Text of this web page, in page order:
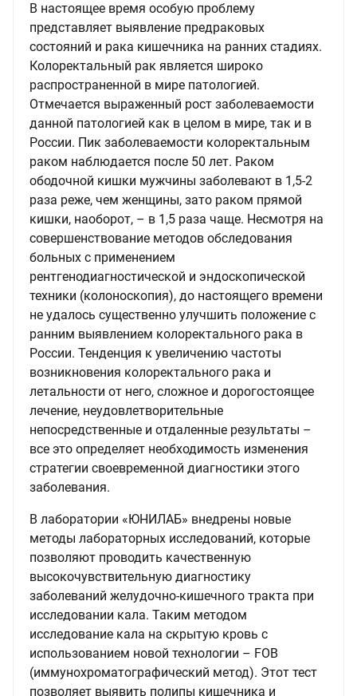
В настоящее время особую проблему
представляет выявление предраковых
состояний и рака кишечника на ранних стадиях.
Колоректальный рак является широко
распространенной в мире патологией.
Отмечается выраженный рост заболеваемости
данной патологией как в целом в мире, так и в
России. Пик заболеваемости колоректальным
раком наблюдается после 50 лет. Раком
ободочной кишки мужчины заболевают в 1,5-2
раза реже, чем женщины, зато раком прямой
кишки, наоборот, – в 1,5 раза чаще. Несмотря на
совершенствование методов обследования
больных с применением
рентгенодиагностической и эндоскопической
техники (колоноскопия), до настоящего времени
не удалось существенно улучшить положение с
ранним выявлением колоректального рака в
России. Тенденция к увеличению частоты
возникновения колоректального рака и
летальности от него, сложное и дорогостоящее
лечение, неудовлетворительные
непосредственные и отдаленные результаты –
все это определяет необходимость изменения
стратегии своевременной диагностики этого
заболевания.
В лаборатории «ЮНИЛАБ» внедрены новые
методы лабораторных исследований, которые
позволяют проводить качественную
высокочувствительную диагностику
заболеваний желудочно-кишечного тракта при
исследовании кала. Таким методом
исследование кала на скрытую кровь с
использованием новой технологии – FOB
(иммунохроматографический метод). Этот тест
позволяет выявить полипы кишечника и